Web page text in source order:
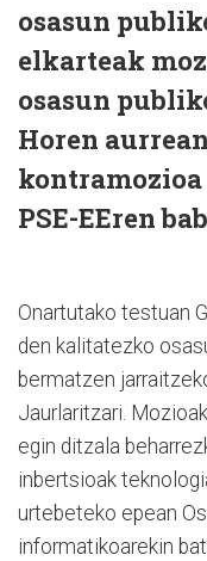
osasun
elkarteak
osasun
Horen
PSE-EEren
Onartutako testuan
den kalitatezko
bermatzen
Jaurlaritzari.
egin ditzala
inbertsioak
urtebeteko epean
informatikoarekin